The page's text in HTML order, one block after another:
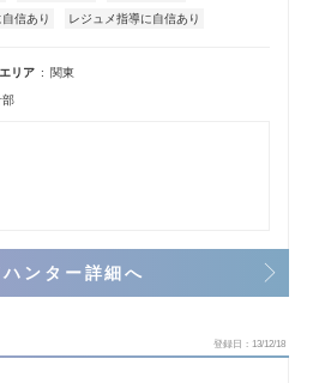
信あり
レジュメ指導に自信あり
リア 関東
部
ンター詳細へ
登録日 13/12/18